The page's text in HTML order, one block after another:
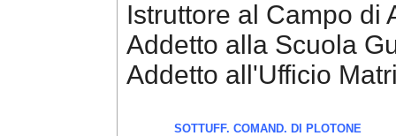
Istruttore al Campo di
Addetto alla Scuola
Addetto all'Ufficio
SOTTUFF. COMAND. DI PLOTONE